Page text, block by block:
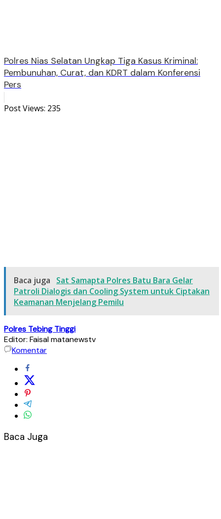
Polres Nias Selatan Ungkap Tiga Kasus Kriminal:
Pembunuhan, Curat, dan KDRT dalam Konferensi
Pers
Post Views: 235
Baca juga
Sat Samapta Polres Batu Bara Gelar
Patroli Dialogis dan Cooling System untuk Ciptakan
Keamanan Menjelang Pemilu
Polres Tebing Tinggi
Editor: Faisal matanewstv
Komentar
Baca Juga